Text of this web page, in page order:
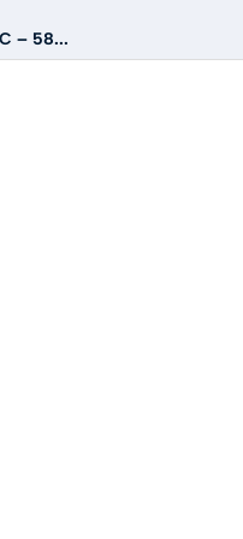
– 58...